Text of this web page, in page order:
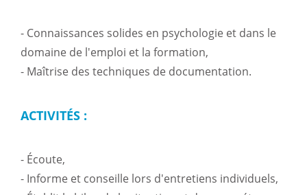
- Connaissances solides en psychologie et dans le
domaine de l'emploi et la formation,
- Maîtrise des techniques de documentation.
ACTIVITÉS :
- Écoute,
- Informe et conseille lors d'entretiens individuels,